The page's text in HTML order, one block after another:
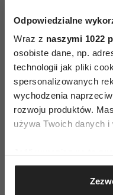
Odpowiedzialne
Wraz z naszymi 1022
osobiste dane, np.
technologii jak pliki
spersonalizowanych
wychodzenia
rozwoju produktów.
używa Twoich danych
Gromadzić
geograficznej z
dowolne kształty
pamiętając o tym,
powinno się zlepiać
wyrabiać. Tako
kuchni z
Martina. Sconesy
papierem do
Piec w piekarniku
przez ok. 15 minut.
sconesy, to należy